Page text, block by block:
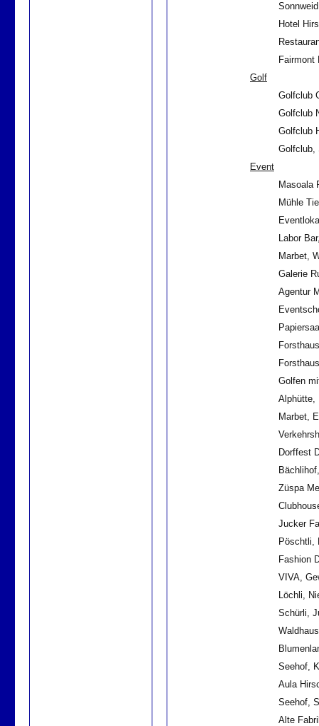
Hotel
Fairmont
Golf
Golfclub
Golfclub
Golfclub
Golfclub,
Event
Masoala
Mühle
Labor
Marbet,
Galerie
Agentur
Golfen
Alphütte,
Marbet,
Dorffest
Züspa
Jucker
Pöschtli,
Fashion
VIVA,
Löchli,
Schürli,
Seehof,
Aula
Seehof,
Alte